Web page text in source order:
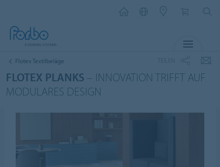
Flotex Textilbeläge
FLOTEX PLANKS – INNOVATION TRIFFT AUF
MODULARES DESIGN